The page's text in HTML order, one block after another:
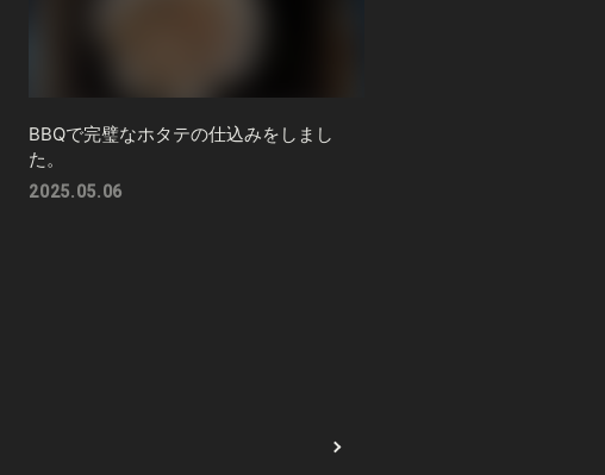
BBQで完璧なホタテの仕込みをしまし
た。
2025.05.06